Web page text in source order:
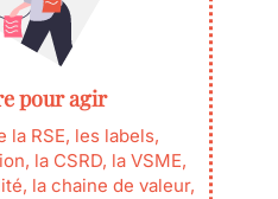
pour agir
la RSE, les labels,
la CSRD, la VSME,
la chaine de valeur,